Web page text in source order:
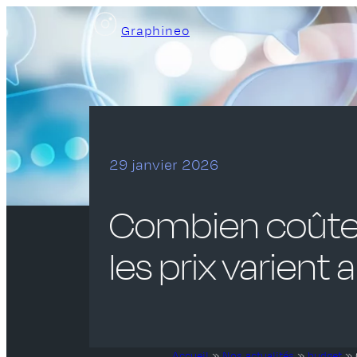
Aller
au
contenu
Graphineo
29 janvier 2026
Combien
les prix varient